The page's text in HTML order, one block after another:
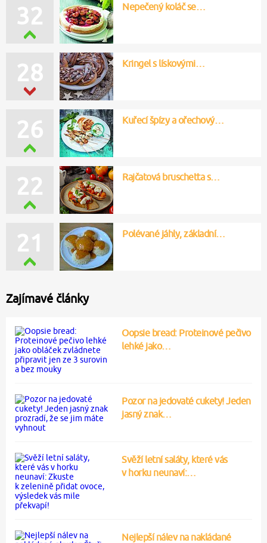
32 Nepečený koláč se…
28 Kringel s lískovými…
26 Kuřecí špízy a ořechový…
22 Rajčatová bruschetta s…
21 Polévané jáhly, základní…
Zajímavé články
Oopsie bread: Proteinové pečivo
lehké jako…
Pozor na jedovaté cukety! Jeden
jasný znak…
Svěží letní saláty, které vás
v horku neunaví:…
Nejlepší nálev na nakládané